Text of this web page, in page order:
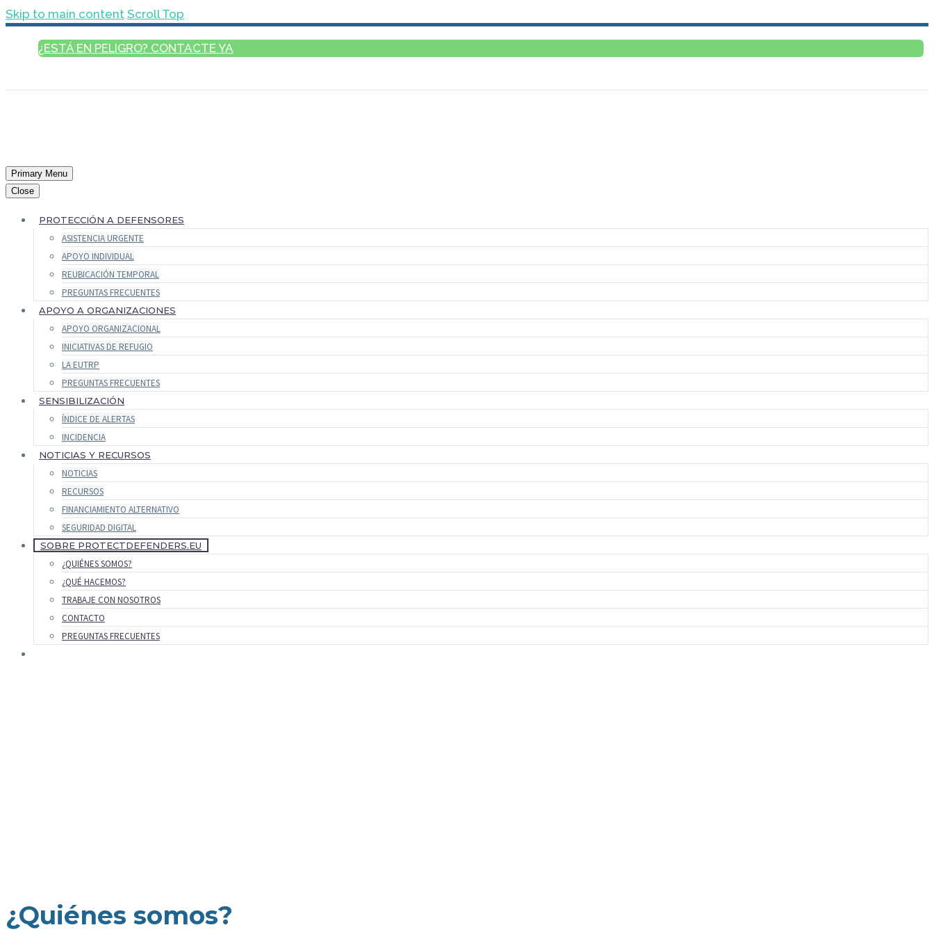
Skip to main content Scroll Top
¿ESTÁ EN PELIGRO? CONTACTE YA
Primary Menu
Close
PROTECCIÓN A DEFENSORES
ASISTENCIA URGENTE
APOYO INDIVIDUAL
REUBICACIÓN TEMPORAL
PREGUNTAS FRECUENTES
APOYO A ORGANIZACIONES
APOYO ORGANIZACIONAL
INICIATIVAS DE REFUGIO
LA EUTRP
PREGUNTAS FRECUENTES
SENSIBILIZACIÓN
ÍNDICE DE ALERTAS
INCIDENCIA
NOTICIAS Y RECURSOS
NOTICIAS
RECURSOS
FINANCIAMIENTO ALTERNATIVO
SEGURIDAD DIGITAL
SOBRE PROTECTDEFENDERS.EU
¿QUIÉNES SOMOS?
¿QUÉ HACEMOS?
TRABAJE CON NOSOTROS
CONTACTO
PREGUNTAS FRECUENTES
¿Quiénes somos?